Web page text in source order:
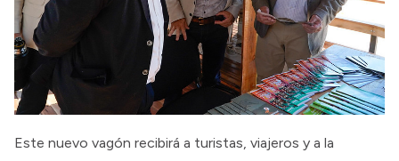
Este nuevo vagón recibirá a turistas, viajeros y a la